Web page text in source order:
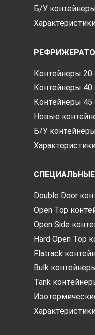
Б/У контейнеры
Контейнеры 20
Контейнеры 40
Контейнеры 45
Новые
Б/У контейнеры
Double Door
Open Top
Open Side
Hard Open Top
Flatrack
Bulk
Tank